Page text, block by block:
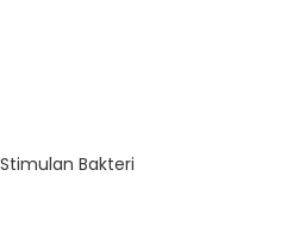
Stimulan Bakteri